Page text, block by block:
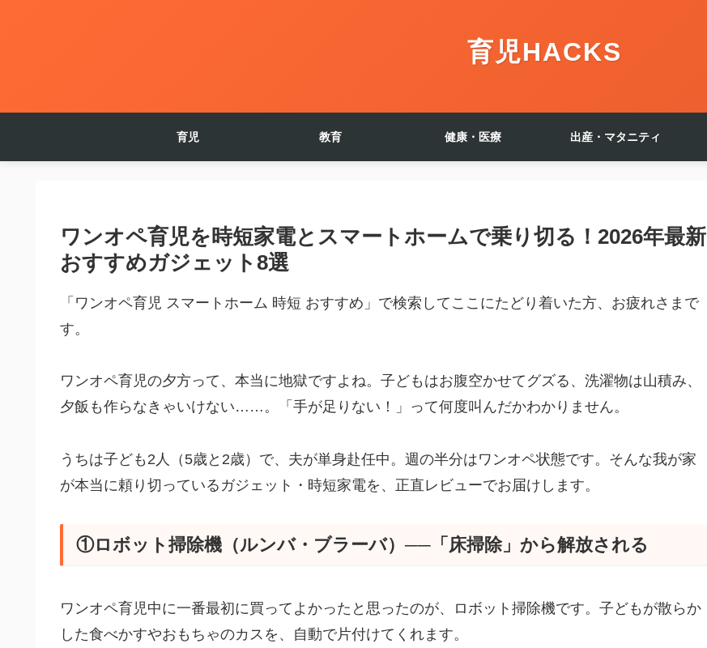
育児HACKS
育児 教育 健康・医療 出産・マタニティ
ワンオペ育児を時短家電とスマートホームで乗り切る！2026年最新
おすすめガジェット8選
「ワンオペ育児 スマートホーム 時短 おすすめ」で検索してここにたどり着いた方、お疲れさまで
す。
ワンオペ育児の夕方って、本当に地獄ですよね。子どもはお腹空かせてグズる、洗濯物は山積み、
夕飯も作らなきゃいけない……。「手が足りない！」って何度叫んだかわかりません。
うちは子ども2人（5歳と2歳）で、夫が単身赴任中。週の半分はワンオペ状態です。そんな我が家
が本当に頼り切っているガジェット・時短家電を、正直レビューでお届けします。
①ロボット掃除機（ルンバ・ブラーバ）──「床掃除」から解放される
ワンオペ育児中に一番最初に買ってよかったと思ったのが、ロボット掃除機です。子どもが散らか
した食べかすやおもちゃのカスを、自動で片付けてくれます。